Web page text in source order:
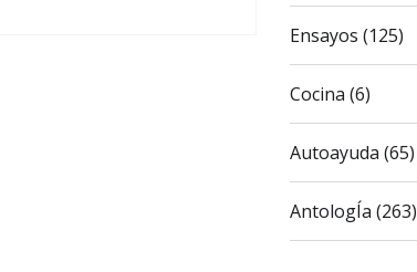
Ensayos (125)
Cocina (6)
Autoayuda (65)
AntologÍa (263)